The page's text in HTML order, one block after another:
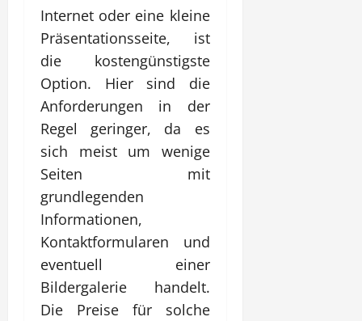
Internet oder eine kleine
Präsentationsseite, ist
die kostengünstigste
Option. Hier sind die
Anforderungen in der
Regel geringer, da es
sich meist um wenige
Seiten mit
grundlegenden
Informationen,
Kontaktformularen und
eventuell einer
Bildergalerie handelt.
Die Preise für solche